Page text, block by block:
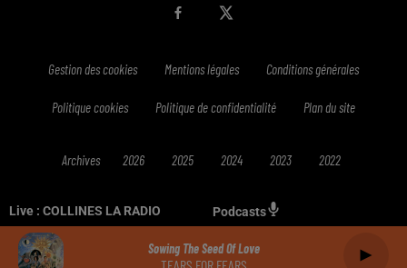
Live : COLLINES LA RADIO Podcasts
Sowing The Seed Of Love
TEARS FOR FEARS
Gestion des cookies Mentions légales Conditions générales
Politique cookies Politique de confidentialité Plan du site
Archives 2026 2025 2024 2023 2022